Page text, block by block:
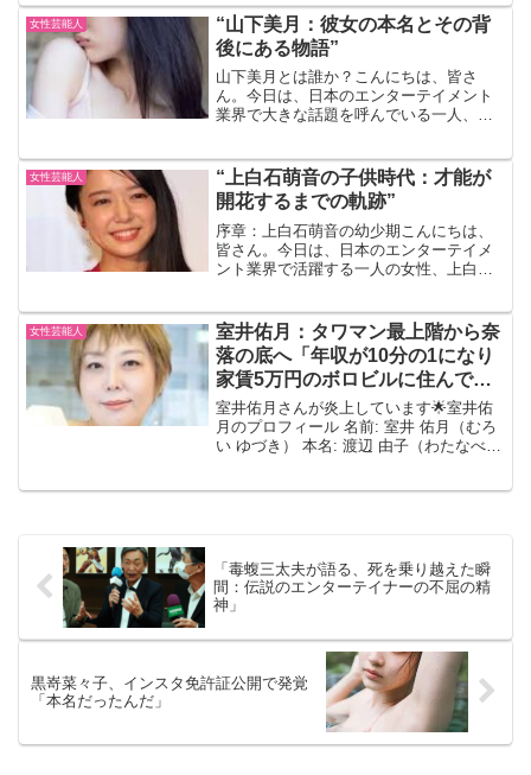
それは、雛形の娘がすでに24歳であると
いうこと。ネット...
女性芸能人
“山下美月：彼女の本名とその背
後にある物語”
山下美月とは誰か？こんにちは、皆さ
ん。今日は、日本のエンターテイメント
業界で大きな話題を呼んでいる一人、山
のパフォーマンスで、多くの人々を魅了
しています。山下美月の本名...
女性芸能人
“上白石萌音の子供時代：才能が
開花するまでの軌跡”
序章：上白石萌音の幼少期こんにちは、
皆さん。今日は、日本のエンターテイメ
ント業界で活躍する一人の女性、上白石
人々を魅了していますが、その才能は一
体どこから来たのでしょう...
女性芸能人
室井佑月：タワマン最上階から奈
落の底へ「年収が10分の1になり
家賃5万円のボロビルに住んでい
る」
室井佑月さんが炎上しています🌟室井佑
月のプロフィール 名前: 室井 佑月（むろ
い ゆづき） 本名: 渡辺 由子（わたなべ
「毒蝮三太夫が語る、死を乗り越えた瞬
間：伝説のエンターテイナーの不屈の精
神」
黒嵜菜々子、インスタ免許証公開で発覚
「本名だったんだ」